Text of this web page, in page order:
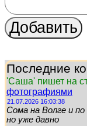
Последние
'Саша' пишет на
фотографиями
21.07.2026 16:03:38
Сома на Волге и по
но уже давно